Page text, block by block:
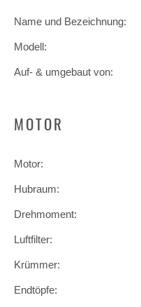
Name und Bezeichnung:
Modell:
Auf- & umgebaut von:
MOTOR
Motor:
Hubraum:
Drehmoment:
Luftfilter:
Krümmer:
Endtöpfe: